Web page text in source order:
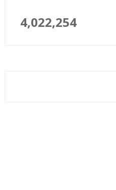
4,022,254